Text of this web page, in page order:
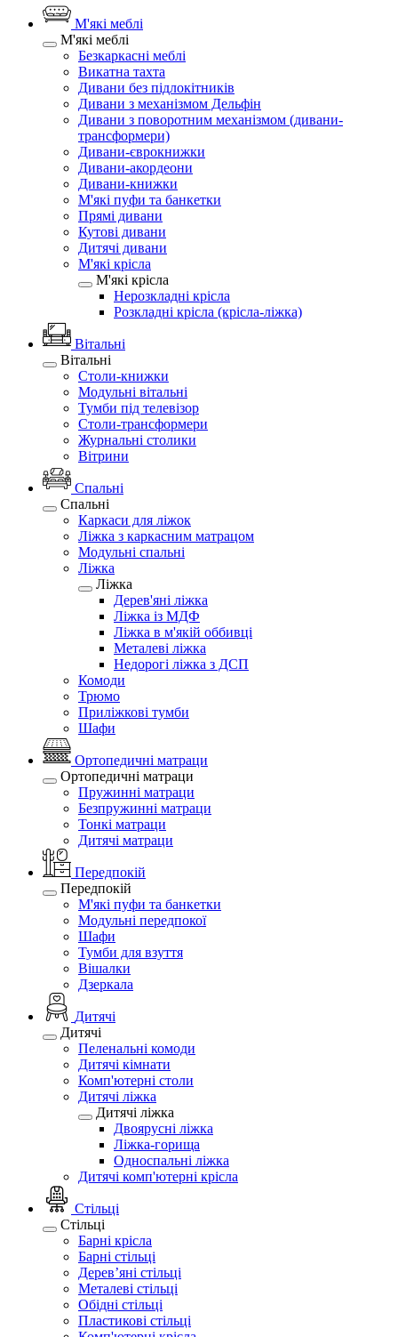
М'які меблі
М'які меблі
Безкаркасні меблі
Викатна тахта
Дивани без підлокітників
Дивани з механізмом Дельфін
Дивани з поворотним механізмом (дивани-
трансформери)
Дивани-єврокнижки
Дивани-акордеони
Дивани-книжки
М'які пуфи та банкетки
Прямі дивани
Кутові дивани
Дитячі дивани
М'які крісла
М'які крісла
Нерозкладні крісла
Розкладні крісла (крісла-ліжка)
Вітальні
Вітальні
Столи-книжки
Модульні вітальні
Тумби під телевізор
Столи-трансформери
Журнальні столики
Вітрини
Спальні
Спальні
Каркаси для ліжок
Ліжка з каркасним матрацом
Модульні спальні
Ліжка
Ліжка
Дерев'яні ліжка
Ліжка із МДФ
Ліжка в м'якій оббивці
Металеві ліжка
Недорогі ліжка з ДСП
Комоди
Трюмо
Приліжкові тумби
Шафи
Ортопедичні матраци
Ортопедичні матраци
Пружинні матраци
Безпружинні матраци
Тонкі матраци
Дитячі матраци
Передпокій
Передпокій
М'які пуфи та банкетки
Модульні передпокої
Шафи
Тумби для взуття
Вішалки
Дзеркала
Дитячі
Дитячі
Пеленальні комоди
Дитячі кімнати
Комп'ютерні столи
Дитячі ліжка
Дитячі ліжка
Двоярусні ліжка
Ліжка-горища
Односпальні ліжка
Дитячі комп'ютерні крісла
Стільці
Стільці
Барні крісла
Барні стільці
Дерев’яні стільці
Металеві стільці
Обідні стільці
Пластикові стільці